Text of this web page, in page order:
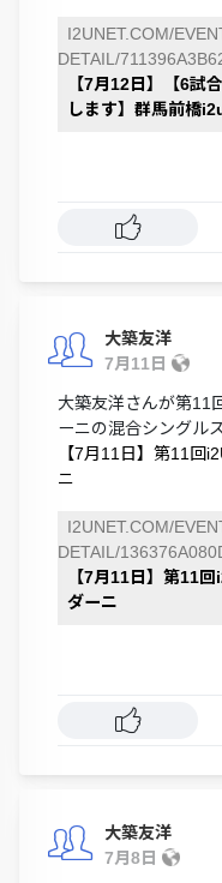
I2UNET.COM/
DETAIL/
【7月12日】【6試
します】群馬前橋
大築友洋
7月11日
大築友洋さんが第
ーニの混合シングル
【7月11日】第11
ニ
I2UNET.COM/
DETAIL/
【7月11日】第11
ダーニ
大築友洋
7月8日